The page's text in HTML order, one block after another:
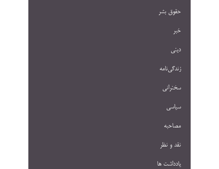
حقوق بشر
خبر
دینی
زندگی‌نامه
سخنرانی
سیاسی
مصاحبه
نقد و نظر
یادداشت ها